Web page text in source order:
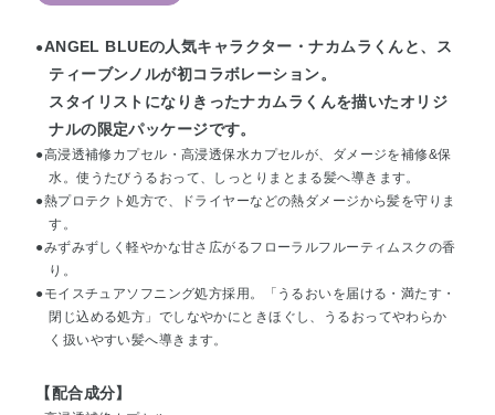
●ANGEL BLUEの人気キャラクター・ナカムラくんと、ス
ティーブンノルが初コラボレーション。
スタイリストになりきったナカムラくんを描いたオリジ
ナルの限定パッケージです。
●高浸透補修カプセル・高浸透保水カプセルが、ダメージを補修&保
水。使うたびうるおって、しっとりまとまる髪へ導きます。
●熱プロテクト処方で、ドライヤーなどの熱ダメージから髪を守りま
す。
●みずみずしく軽やかな甘さ広がるフローラルフルーティムスクの香
り。
●モイスチュアソフニング処方採用。「うるおいを届ける・満たす・
閉じ込める処方」でしなやかにときほぐし、うるおってやわらか
く扱いやすい髪へ導きます。
【配合成分】